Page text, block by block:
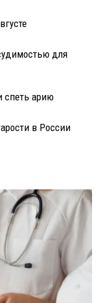
для
спеть арию
в России